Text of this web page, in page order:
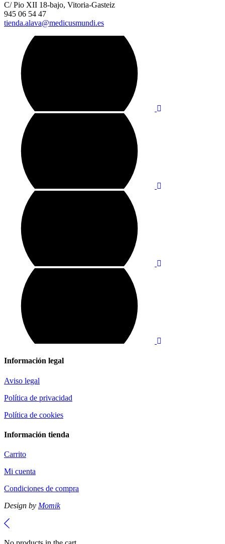
C/ Pio XII 18-bajo, Vitoria-Gasteiz
945 06 54 47
tienda.alava@medicusmundi.es
Información legal
Aviso legal
Política de privacidad
Política de cookies
Información tienda
Carrito
Mi cuenta
Condiciones de compra
Design by Momik